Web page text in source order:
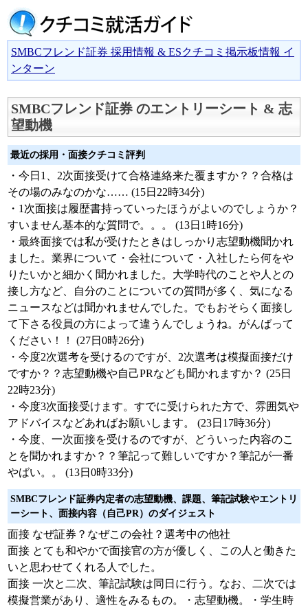
SMBCフレンド証券 採用情報 & ESクチコミ掲示板情報 イ
ンターン
SMBCフレンド証券 のエントリーシート & 志
望動機
最近の採用・面接クチコミ評判
・今日1、2次面接受けて合格連絡来た覆ますか？？合格は
その場のみなのかな…… (15日22時34分)
・1次面接は履歴書持っていったほうがよいのでしょうか？
すいません基本的な質問で。。。 (13日1時16分)
・最終面接では私が受けたときはしっかり志望動機聞かれ
ました。業界について・会社について・入社したら何をや
りたいかと細かく聞かれました。大学時代のことや人との
接し方など、自分のことについての質問が多く、気になる
ニュースなどは聞かれませんでした。でもおそらく面接し
て下さる役員の方によって違うんでしょうね。がんばって
ください！！ (27日0時26分)
・今度2次選考を受けるのですが、2次選考は模擬面接だけ
ですか？？志望動機や自己PRなども聞かれますか？ (25日
22時23分)
・今度3次面接受けます。すでに受けられた方で、雰囲気や
アドバイスなどあればお願いします。 (23日17時36分)
・今度、一次面接を受けるのですが、どういった内容のこ
とを聞かれますか？？筆記って難しいですか？筆記が一番
やばい。。 (13日0時33分)
SMBCフレンド証券内定者の志望動機、課題、筆記試験やエントリ
ーシート、面接内容（自己PR）のダイジェスト
面接 なぜ証券？なぜこの会社？選考中の他社
面接 とても和やかで面接官の方が優しく、この人と働きた
いと思わせてくれる人でした。
面接 一次と二次、筆記試験は同日に行う。なお、二次では
模擬営業があり、適性をみるもの。・志望動機。・学生時